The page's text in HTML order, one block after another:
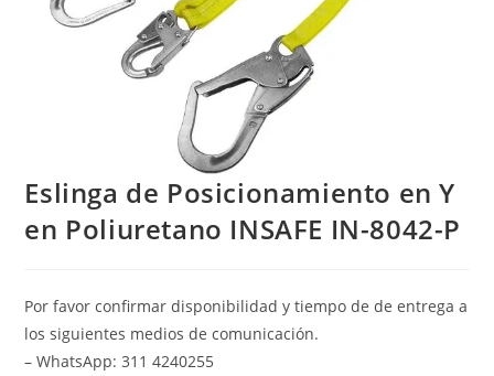
Eslinga de Posicionamiento en Y
en Poliuretano INSAFE IN-8042-P
Por favor confirmar disponibilidad y tiempo de de entrega a
los siguientes medios de comunicación.
– WhatsApp: 311 4240255